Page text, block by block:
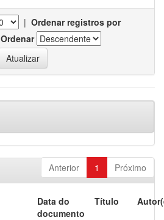
| Ordenar registros por
Ordenar
Anterior 1 Próximo
Data do
documento
Título